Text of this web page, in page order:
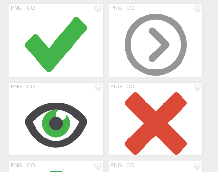
PNG ICO PNG ICO
PNG ICO PNG ICO
PNG ICO PNG ICO